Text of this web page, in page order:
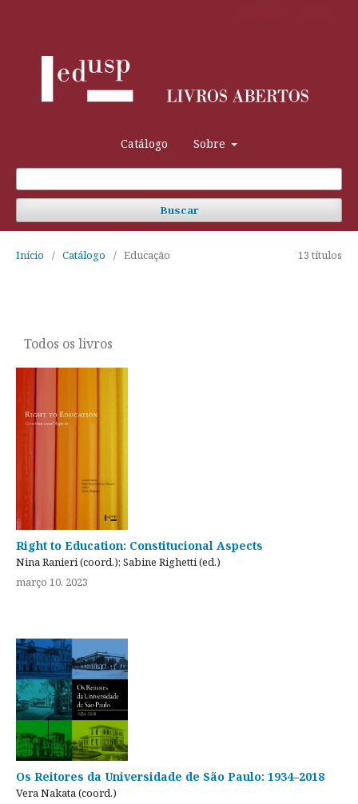
Catálogo Sobre
Buscar
Início / Catálogo / Educação 13 títulos
Todos os livros
Right to Education: Constitucional Aspects
Nina Ranieri (coord.); Sabine Righetti (ed.)
março 10, 2023
Os Reitores da Universidade de São Paulo: 1934–2018
Vera Nakata (coord.)